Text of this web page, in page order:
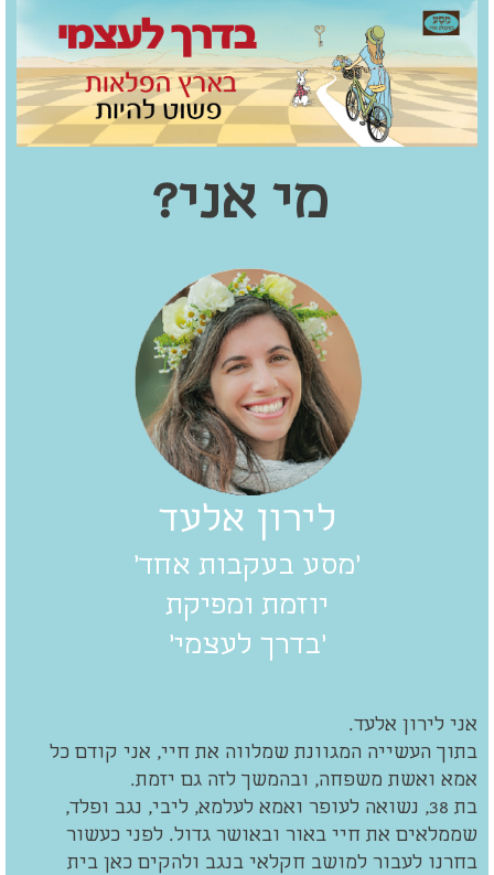
מי אני?
לירון אלעד
'מסע בעקבות אחד'
יוזמת ומפיקת
'בדרך לעצמי'
אני לירון אלעד.
בתוך העשייה המגוונת שמלווה את חיי, אני קודם כל
אמא ואשת משפחה, ובהמשך לזה גם יזמת.
בת 38, נשואה לעופר ואמא לעלמא, ליבי, נגב ופלד,
שממלאים את חיי באור ובאושר גדול. לפני כעשור
בחרנו לעבור למושב חקלאי בנגב ולהקים כאן בית